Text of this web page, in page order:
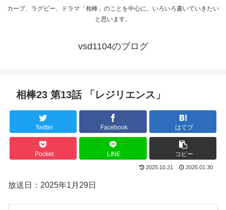
カープ、ラグビー、ドラマ「相棒」のことを中心に、いろいろ書いていきたい
と思います。
vsd1104のブログ
相棒23 第13話 「レジリエンス」
Twitter Facebook はてブ
Pocket LINE コピー
2025.10.21 2025.01.30
放送日：2025年1月29日